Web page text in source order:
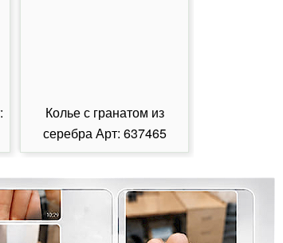
Колье с гранатом из
серебра Арт: 637465